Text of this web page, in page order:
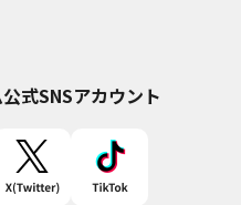
公式SNSアカウント